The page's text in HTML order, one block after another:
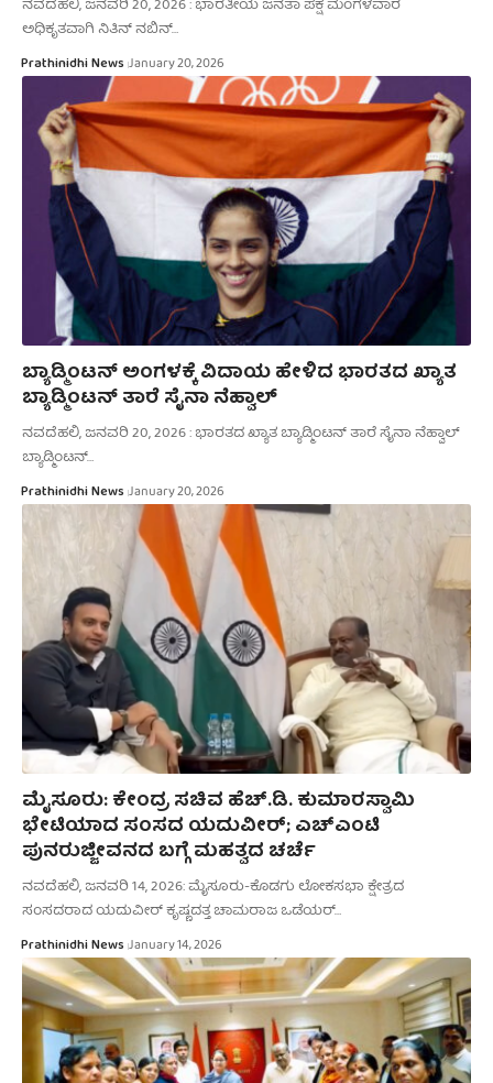
ನವದೆಹಲಿ, ಜನವರಿ 20, 2026 : ಭಾರತೀಯ ಜನತಾ ಪಕ್ಷ ಮಂಗಳವಾರ
ಅಧಿಕೃತವಾಗಿ ನಿತಿನ್ ನಬಿನ್…
Prathinidhi News January 20, 2026
ಬ್ಯಾಡ್ಮಿಂಟನ್ ಅಂಗಳಕ್ಕೆ ವಿದಾಯ ಹೇಳಿದ ಭಾರತದ ಖ್ಯಾತ
ಬ್ಯಾಡ್ಮಿಂಟನ್ ತಾರೆ ಸೈನಾ ನೆಹ್ವಾಲ್
ನವದೆಹಲಿ, ಜನವರಿ 20, 2026 : ಭಾರತದ ಖ್ಯಾತ ಬ್ಯಾಡ್ಮಿಂಟನ್ ತಾರೆ ಸೈನಾ ನೆಹ್ವಾಲ್
ಬ್ಯಾಡ್ಮಿಂಟನ್…
Prathinidhi News January 20, 2026
ಮೈಸೂರು: ಕೇಂದ್ರ ಸಚಿವ ಹೆಚ್.ಡಿ. ಕುಮಾರಸ್ವಾಮಿ
ಭೇಟಿಯಾದ ಸಂಸದ ಯದುವೀರ್; ಎಚ್‌ಎಂಟಿ
ಪುನರುಜ್ಜೀವನದ ಬಗ್ಗೆ ಮಹತ್ವದ ಚರ್ಚೆ
ನವದೆಹಲಿ, ಜನವರಿ 14, 2026: ಮೈಸೂರು-ಕೊಡಗು ಲೋಕಸಭಾ ಕ್ಷೇತ್ರದ
ಸಂಸದರಾದ ಯದುವೀರ್ ಕೃಷ್ಣದತ್ತ ಚಾಮರಾಜ ಒಡೆಯರ್…
Prathinidhi News January 14, 2026